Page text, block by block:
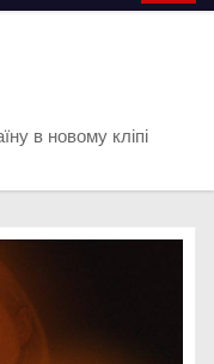
в новому кліпі